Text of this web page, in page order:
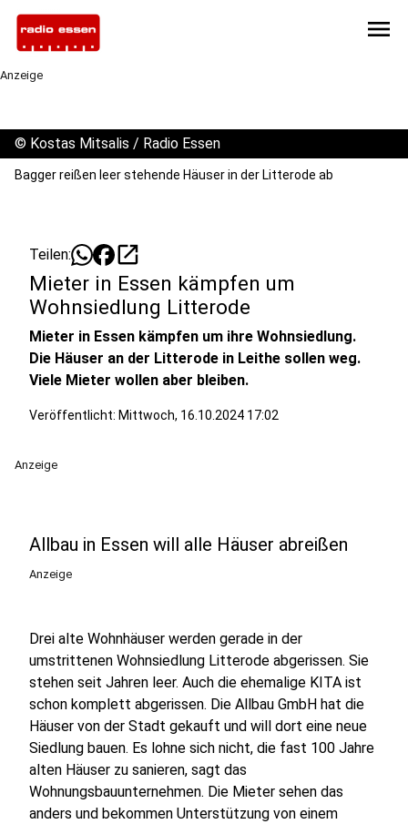
menu
Anzeige
© Kostas Mitsalis / Radio Essen
Bagger reißen leer stehende Häuser in der Litterode ab
Teilen: open_in_new
Mieter in Essen kämpfen um
Wohnsiedlung Litterode
Mieter in Essen kämpfen um ihre Wohnsiedlung.
Die Häuser an der Litterode in Leithe sollen weg.
Viele Mieter wollen aber bleiben.
Veröffentlicht: Mittwoch, 16.10.2024 17:02
Anzeige
Allbau in Essen will alle Häuser abreißen
Anzeige
Drei alte Wohnhäuser werden gerade in der
umstrittenen Wohnsiedlung Litterode abgerissen. Sie
stehen seit Jahren leer. Auch die ehemalige KITA ist
schon komplett abgerissen. Die Allbau GmbH hat die
Häuser von der Stadt gekauft und will dort eine neue
Siedlung bauen. Es lohne sich nicht, die fast 100 Jahre
alten Häuser zu sanieren, sagt das
Wohnungsbauunternehmen. Die Mieter sehen das
anders und bekommen Unterstützung von einem